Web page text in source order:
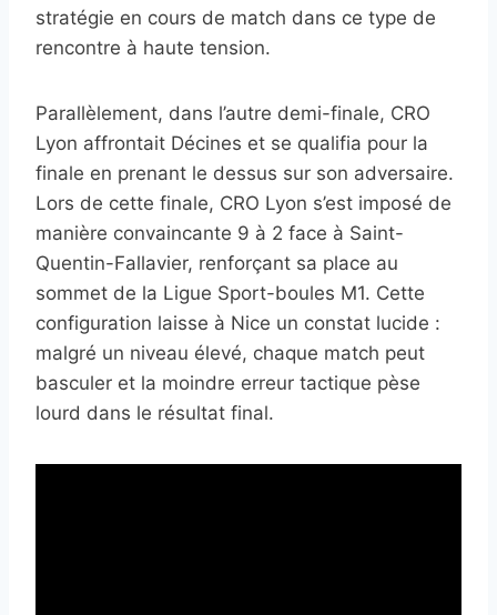
stratégie en cours de match dans ce type de
rencontre à haute tension.
Parallèlement, dans l’autre demi-finale, CRO
Lyon affrontait Décines et se qualifia pour la
finale en prenant le dessus sur son adversaire.
Lors de cette finale, CRO Lyon s’est imposé de
manière convaincante 9 à 2 face à Saint-
Quentin-Fallavier, renforçant sa place au
sommet de la Ligue Sport-boules M1. Cette
configuration laisse à Nice un constat lucide :
malgré un niveau élevé, chaque match peut
basculer et la moindre erreur tactique pèse
lourd dans le résultat final.